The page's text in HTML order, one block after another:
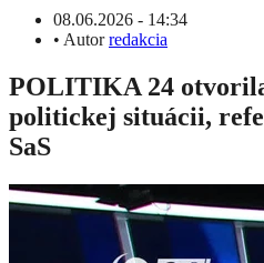
08.06.2026 - 14:34
• Autorredakcia
POLITIKA 24
politickej situácii,
SaS